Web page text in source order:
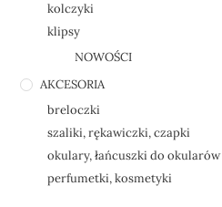
kolczyki
klipsy
NOWOŚCI
AKCESORIA
breloczki
szaliki, rękawiczki, czapki
okulary, łańcuszki do okularów
perfumetki, kosmetyki